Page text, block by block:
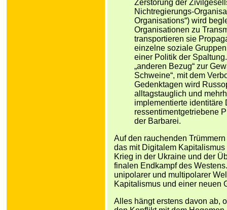
Zerstörung der
Nichtregierungs-
Organisations“) wird
Organisationen zu
transportieren sie
einzelne soziale
einer Politik der
„anderen Bezug“ zur
Schweine“, mit dem
Gedenktagen wird
alltagstauglich und
implementierte identitäre
ressentimentgetriebene
der Barbarei.
Auf den rauchenden
das mit Digitalem
Krieg in der Ukraine und der
finalen Endkampf des
unipolarer und multipolarer
Kapitalismus und einer neuen
Alles hängt erstens davon ab,